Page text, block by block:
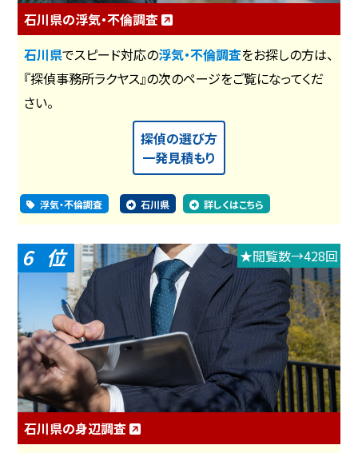
石川県の浮気・不倫調査
石川県でスピード対応の浮気・不倫調査をお探しの方は、
『探偵事務所ラクヤス』の次のページをご覧になってくだ
さい。
探偵の選び方
一発見積もり
浮気・不倫調査 石川県 詳しくはこちら
6 ★閲覧数→428回
石川県の身辺調査